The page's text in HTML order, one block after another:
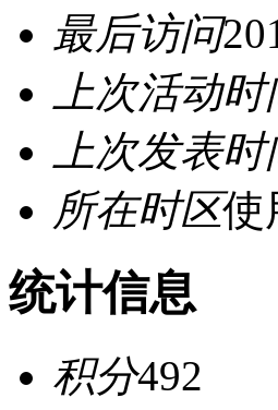
最后访问
上次活动时
上次发表时
所在时区使
统计信息
积分492